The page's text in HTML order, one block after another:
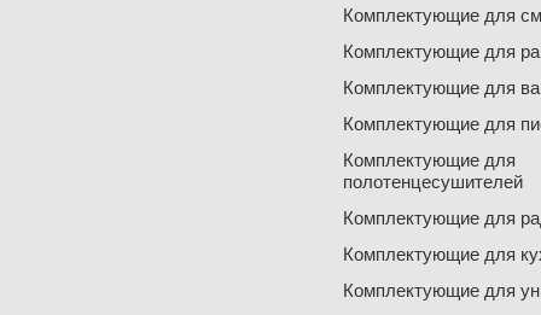
Комплектующие для
Комплектующие для
Комплектующие для
Комплектующие для
Комплектующие для
полотенцесушителей
Комплектующие для
Комплектующие для
Комплектующие для